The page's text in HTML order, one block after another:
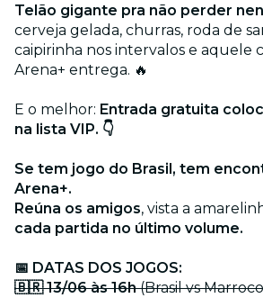
Telão gigante pra não perder
cerveja gelada, churras, roda de
caipirinha nos intervalos e aquele
Arena+ entrega. 🔥
E o melhor: Entrada gratuita
na lista VIP. 👇
Se tem jogo do Brasil, tem
Arena+.
Reúna os amigos, vista a
cada partida no último volume.
📅 DATAS DOS JOGOS:
🇧🇷 13/06 às 16h(Brasil vs